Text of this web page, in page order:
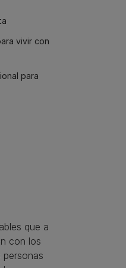
vivir con
para
que a
con los